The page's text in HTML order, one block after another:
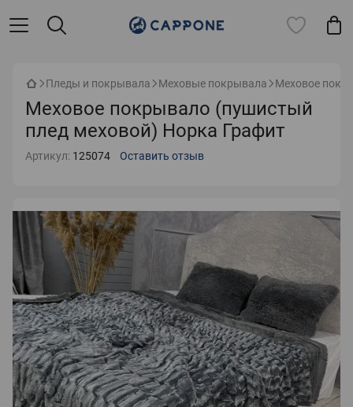
Пледы и покрывала Меховые покрывала Меховое
Меховое покрывало (пушистый
плед меховой) Норка Графит
Артикул: 125074 Оставить отзыв